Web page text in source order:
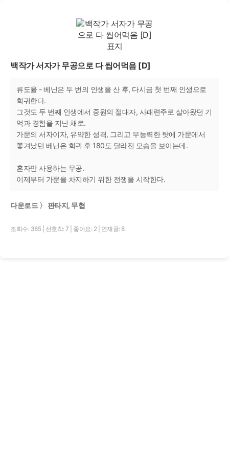
백작가 서자가 무공으로 다 씹어먹음 [D]
류도율 - 베닌은 두 번의 인생을 산 후, 다시금 첫 번째 인생으로
회귀한다.
그것도 두 번째 인생에서 중원의 절대자, 사패련주로 살아왔던 기
억과 경험을 지닌 채로.
가문의 서자이자, 유약한 성격, 그리고 무능력한 탓에 가문에서
쫓겨났던 베닌은 회귀 후 180도 달라진 모습을 보이는데.
혼자만 사용하는 무공.
이제부터 가문을 차지하기 위한 전쟁을 시작한다.
다운로드 〉 판타지, 무협
조회수: 385 선호작: 7 좋아요: 2 연재글: 8